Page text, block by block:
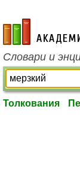
academic.ru
Словари и
Толкования